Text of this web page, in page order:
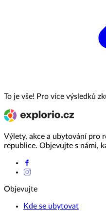
To je vše! Pro více výsledků
Výlety, akce a ubytování pro
republice. Objevujte s námi,
Objevujte
Kde se ubytovat